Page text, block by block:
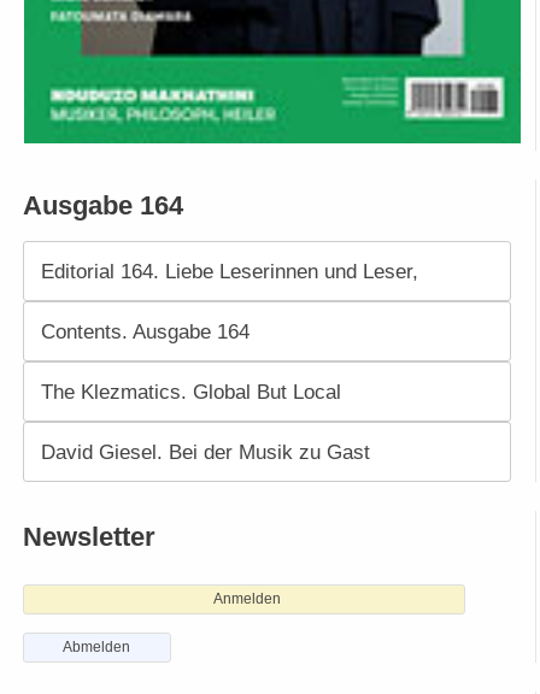
Ausgabe 164
Editorial 164. Liebe Leserinnen und Leser,
Contents. Ausgabe 164
The Klezmatics. Global But Local
David Giesel. Bei der Musik zu Gast
Newsletter
Anmelden
Abmelden